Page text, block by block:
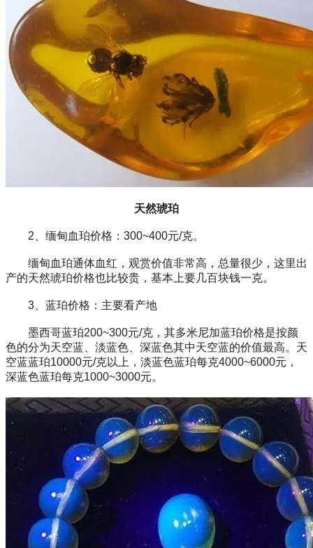
天然琥珀
2、缅甸血珀价格：300~400元/克。
缅甸血珀通体血红，观赏价值非常高，总量很少，这里出
产的天然琥珀价格也比较贵，基本上要几百块钱一克。
3、蓝珀价格：主要看产地
墨西哥蓝珀200~300元/克，其多米尼加蓝珀价格是按颜
色的分为天空蓝、淡蓝色、深蓝色其中天空蓝的价值最高。天
空蓝蓝珀10000元/克以上，淡蓝色蓝珀每克4000~6000元，
深蓝色蓝珀每克1000~3000元。